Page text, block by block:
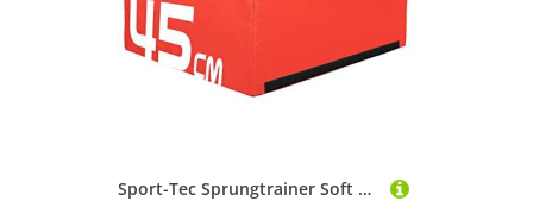
Sport-Tec Sprungtrainer Soft Plyo Box, 45 cm, stapelbar, rot